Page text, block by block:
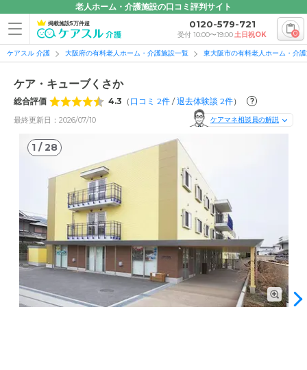
老人ホーム・介護施設の口コミ評判サイト
掲載施設5万件超 0120-579-721
受付 10:00〜19:00土日祝OK 0
ケアスル 介護 大阪府の有料老人ホーム・介護施設一覧 東大阪市の有料老人ホーム・介
ケア・キューブくさか
総合評価 4.3 （ 口コミ 2件 /退去体験談 2件） ?
最終更新日：2026/07/10 ケアマネ相談員の解説
1 /28
1/28